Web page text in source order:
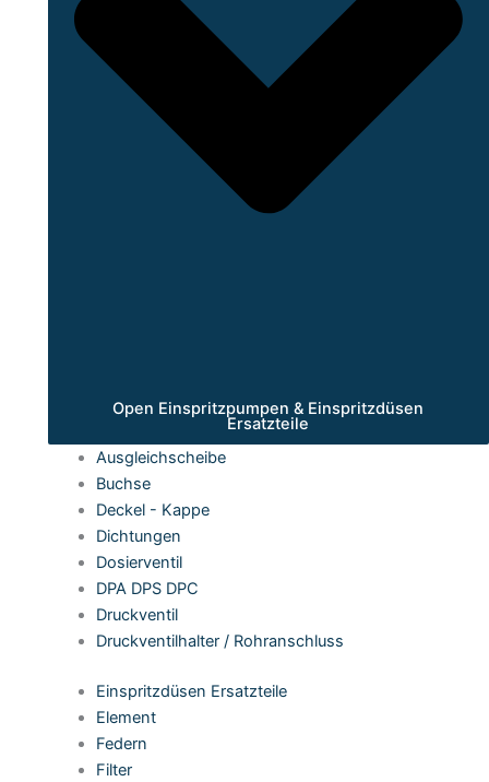
Open Einspritzpumpen & Einspritzdüsen
Ersatzteile
Ausgleichscheibe
Buchse
Deckel - Kappe
Dichtungen
Dosierventil
DPA DPS DPC
Druckventil
Druckventilhalter / Rohranschluss
Einspritzdüsen Ersatzteile
Element
Federn
Filter